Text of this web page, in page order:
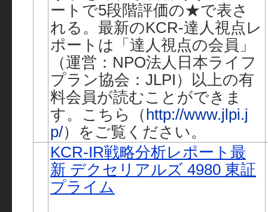
ートで5段階評価の★で表さ
れる。最新のKCR-達人視点レ
ポートは「達人視点の会員」
（運営：NPO法人日本ライフ
プラン協会：JLPI）以上の有
料会員が読むことができま
す。こちら（http://www.jlpi.j
p/）をご覧ください。
KCR-IR戦略分析レポート最
新 デクセリアルズ 4980 東証
プライム